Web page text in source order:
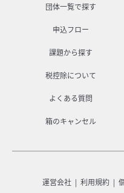
団体一覧で探す
申込フロー
課題から探す
税控除について
よくある質問
箱のキャンセル
運営会社 利用規約